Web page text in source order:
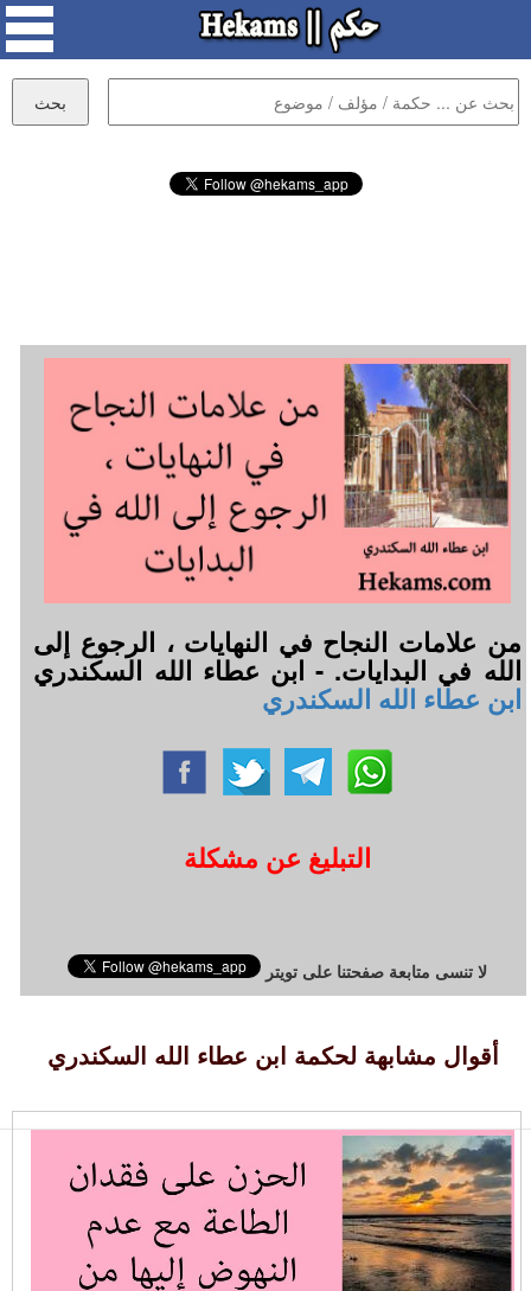
من علامات النجاح في النهايات ، الرجوع إلى
الله في البدايات. - ابن عطاء الله السكندري
ابن عطاء الله السكندري
التبليغ عن مشكلة
لا تنسى متابعة صفحتنا على تويتر
أقوال مشابهة لحكمة ابن عطاء الله السكندري